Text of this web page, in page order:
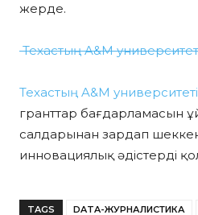
жерде.
Техастың A&M
Техастың A&M
гранттар бағдарламасын
салдарынан зардап шеккен
инновациялық әдістерді
TAGS DATA-ЖУРНАЛИСТИКА